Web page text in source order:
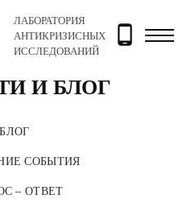
ЛАБОРАТОРИЯ
АНТИКРИЗИСНЫХ
ИССЛЕДОВАНИЙ
И БЛОГ
БЛОГ
СОБЫТИЯ
– ОТВЕТ